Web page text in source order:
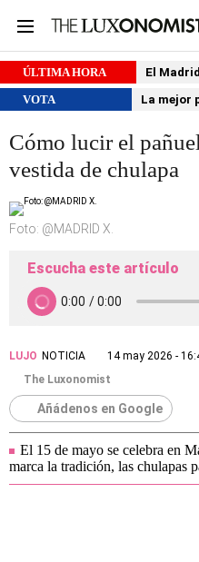
ÚLTIMA HORA
El
VOTA
La mejor
Cómo lucir el
vestida de chulapa
Foto: @MADRID X.
Escucha este artículo
LUJO NOTICIA
14 may 2026 -
The Luxonomist
Añádenos en Google
El 15 de mayo se celebra en
marca la tradición, las chulapas